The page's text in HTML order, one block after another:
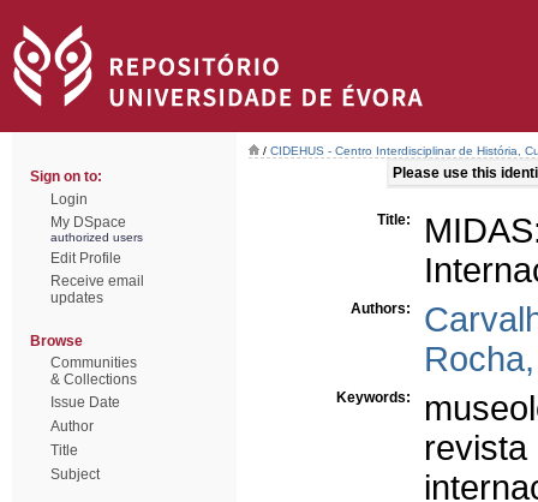
Sign on to:
Login
My DSpace
authorized users
Edit Profile
Receive email
updates
Browse
Communities
& Collections
Issue Date
Author
Title
Subject
/ CIDEHUS - Centro Interdisciplinar de História,
Please use this
Title:
Authors:
Keywords:
revista